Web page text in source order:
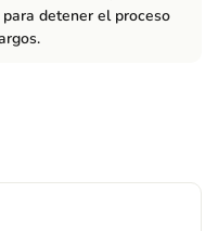
detener el proceso
de 16 años.